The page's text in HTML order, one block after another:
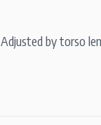
by torso